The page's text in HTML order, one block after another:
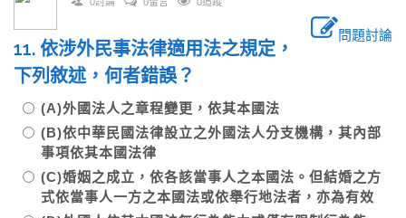
問題討論
11. 依涉外民事法律適用法之規定，
下列敘述，何者錯誤？
(A)外國法人之章程變更，依其本國法
(B)依中華民國法律設立之外國法人分支機構，其內部
事項依其本國法律
(C)婚姻之成立，依各該當事人之本國法。但結婚之方
式依當事人一方之本國法或依舉行地法者，亦為有效